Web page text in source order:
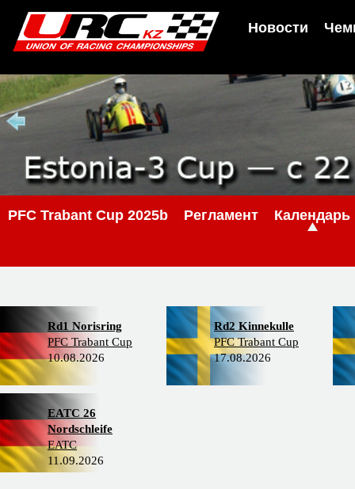
Новости
PFC Trabant Cup 2025b Регламент Календарь
Rd1 Norisring
PFC Trabant Cup
10.08.2026
Rd2 Kinnekulle
PFC Trabant Cup
17.08.2026
EATC 26
Nordschleife
EATC
11.09.2026